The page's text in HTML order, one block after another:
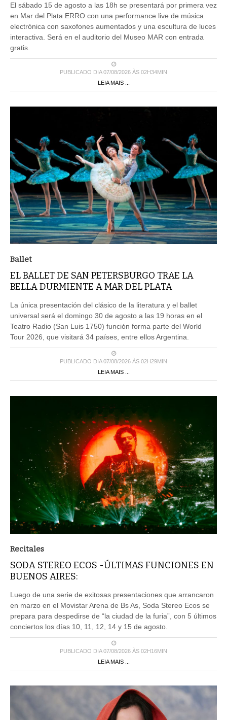
El sábado 15 de agosto a las 18h se presentará por primera vez
en Mar del Plata ERRO con una performance live de música
electrónica con saxofones aumentados y una escultura de luces
interactiva. Será en el auditorio del Museo MAR con entrada
gratis.
PUBLICADO DIA 07/08/2026 ÀS 02H34MIN
LEIA MAIS ...
Ballet
EL BALLET DE SAN PETERSBURGO TRAE LA
BELLA DURMIENTE A MAR DEL PLATA
La única presentación del clásico de la literatura y el ballet
universal será el domingo 30 de agosto a las 19 horas en el
Teatro Radio (San Luis 1750) función forma parte del World
Tour 2026, que visitará 34 países, entre ellos Argentina.
PUBLICADO DIA 07/08/2026 ÀS 02H29MIN
LEIA MAIS ...
Recitales
SODA STEREO ECOS -ÚLTIMAS FUNCIONES EN
BUENOS AIRES:
Luego de una serie de exitosas presentaciones que arrancaron
en marzo en el Movistar Arena de Bs As, Soda Stereo Ecos se
prepara para despedirse de “la ciudad de la furia”, con 5 últimos
conciertos los días 10, 11, 12, 14 y 15 de agosto.
PUBLICADO DIA 07/08/2026 ÀS 02H16MIN
LEIA MAIS ...